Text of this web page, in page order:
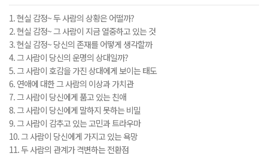
1. 현실 감정~ 두 사람의 상황은 어떨까?
2. 현실 감정~ 그 사람이 지금 열중하고 있는 것
3. 현실 감정~ 당신의 존재를 어떻게 생각할까
4. 그 사람이 당신의 운명의 상대일까?
5. 그 사람이 호감을 가진 상대에게 보이는 태도
6. 연애에 대한 그 사람의 이상과 가치관
7. 그 사람이 당신에게 품고 있는 친애
8. 그 사람이 당신에게 말하지 못하는 비밀
9. 그 사람이 감추고 있는 고민과 트라우마
10. 그 사람이 당신에게 가지고 있는 욕망
11. 두 사람의 관계가 격변하는 전환점